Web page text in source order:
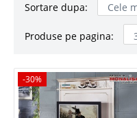
Sortare dupa:
Produse pe pagina:
-30%
-30%